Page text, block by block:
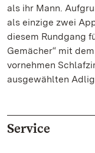
als ihr Mann.
als einzige zwei
diesem Rundgang
Gemächer“ mit
vornehmen
ausgewählten
Service